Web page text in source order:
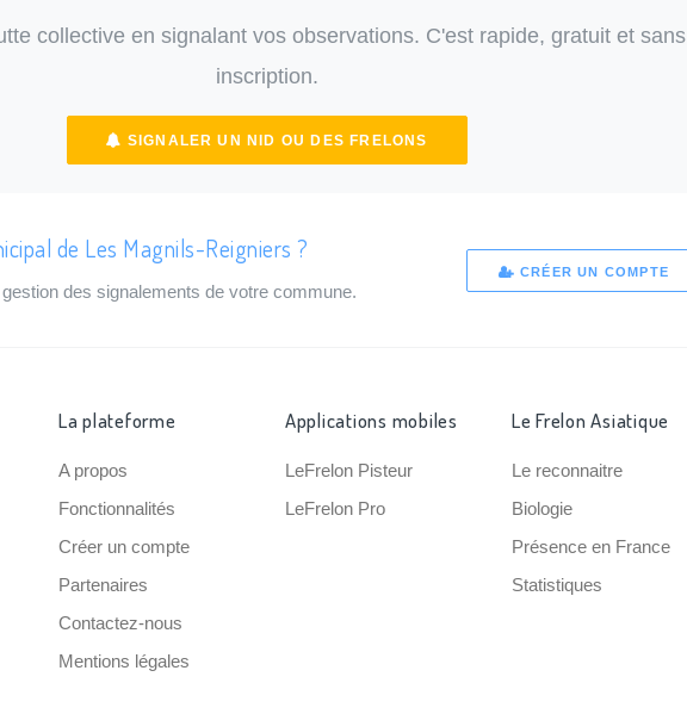
collective en signalant vos observations. C'est rapide, gratuit et sans
inscription.
SIGNALER UN NID OU DES FRELONS
de Les Magnils-Reigniers ?
des signalements de votre commune.
CRÉER UN COMPTE
La plateforme
A propos
Fonctionnalités
Créer un compte
Partenaires
Contactez-nous
Mentions légales
Applications mobiles
LeFrelon Pisteur
LeFrelon Pro
Le Frelon Asiatique
Le reconnaitre
Biologie
Présence en France
Statistiques